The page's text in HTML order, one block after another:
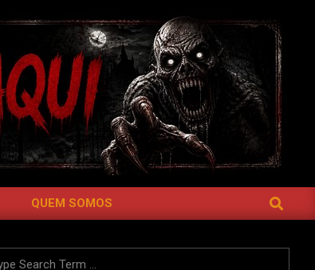
QUEM SOMOS SEARCH